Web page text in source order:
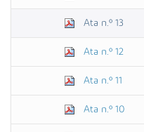
Ata n.º 13
Ata n.º 12
Ata n.º 11
Ata n.º 10